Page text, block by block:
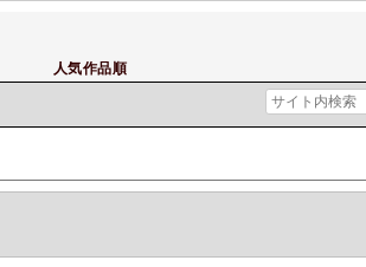
人気作品順